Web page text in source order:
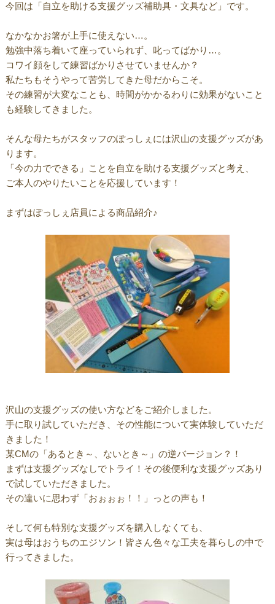
今回は「自立を助ける支援グッズ補助具・文具など」です。
なかなかお箸が上手に使えない…。
勉強中落ち着いて座っていられず、叱ってばかり…。
コワイ顔をして練習ばかりさせていませんか？
私たちもそうやって苦労してきた母だからこそ。
その練習が大変なことも、時間がかかるわりに効果がないこと
も経験してきました。
そんな母たちがスタッフのぽっしぇには沢山の支援グッズがあ
ります。
「今の力でできる」ことを自立を助ける支援グッズと考え、
ご本人のやりたいことを応援しています！
まずはぽっしぇ店員による商品紹介♪
沢山の支援グッズの使い方などをご紹介しました。
手に取り試していただき、その性能について実体験していただ
きました！
某CMの「あるとき～、ないとき～」の逆バージョン？！
まずは支援グッズなしでトライ！その後便利な支援グッズあり
で試していただきました。
その違いに思わず「おぉぉぉ！！」っとの声も！
そして何も特別な支援グッズを購入しなくても、
実は母はおうちのエジソン！皆さん色々な工夫を暮らしの中で
行ってきました。